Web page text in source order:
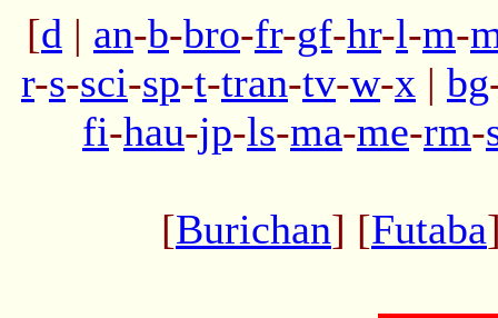
[d | an-b-bro-fr-gf-hr-l-m-
r-s-sci-sp-t-tran-tv-w-x | bg
fi-hau-jp-ls-ma-me-rm-
[Burichan] [Futaba